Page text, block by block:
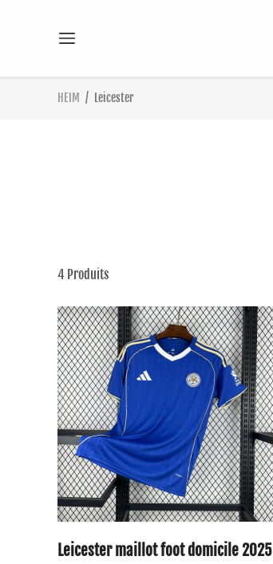
HEIM / Leicester
4 Produits
Leicester maillot foot domicile 2025